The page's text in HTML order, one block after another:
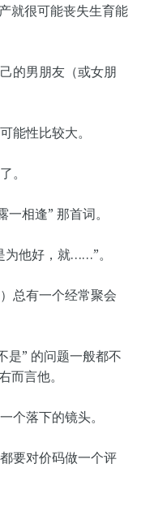
就很可能丧失生育能
的男朋友（或女朋
性比较大。
。
相逢” 那首词。
他好，就……”。
总有一个经常聚会
” 的问题一般都不
而言他。
落下的镜头。
要对价码做一个评